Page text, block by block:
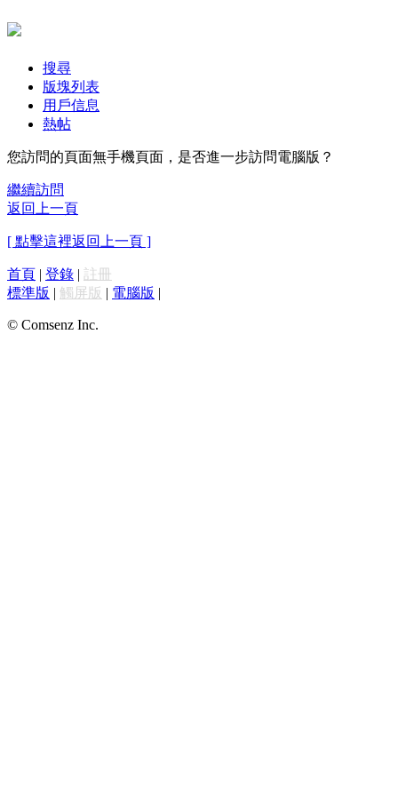
搜尋
版塊列表
用戶信息
熱帖
您訪問的頁面無手機頁面，是否進一步訪問電腦版？
繼續訪問
返回上一頁
[ 點擊這裡返回上一頁 ]
首頁 | 登錄 | 註冊
標準版 | 觸屏版 | 電腦版 |
© Comsenz Inc.